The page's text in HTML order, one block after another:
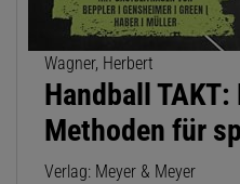
Wagner, Herbert
Handball
Methoden für
Verlag: Meyer & Meyer